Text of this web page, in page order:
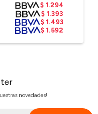
$ 1.294
$ 1.393
$ 1.493
$ 1.592
novedades!